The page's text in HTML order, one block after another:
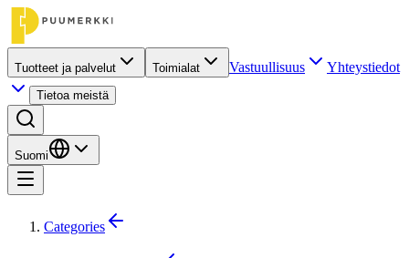
Tuotteet ja palvelut Toimialat Vastuullisuus Yhteystiedot
Tietoa meistä
Suomi
Categories